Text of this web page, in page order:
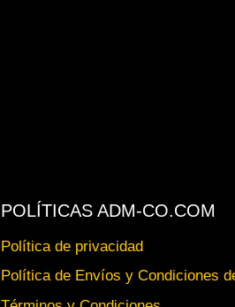
POLÍTICAS ADM-CO.COM
Política de privacidad
Política de Envíos y Condiciones